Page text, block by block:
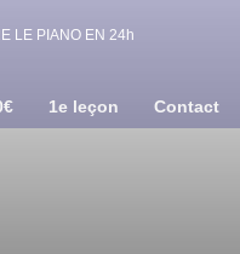
LE PIANO EN 24h
1e leçon Contact